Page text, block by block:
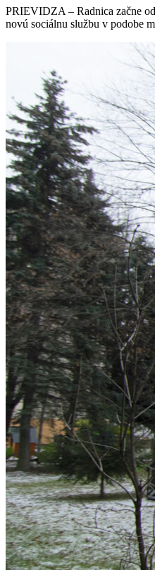
PRIEVIDZA – Radnica začne
novú sociálnu službu v podobe